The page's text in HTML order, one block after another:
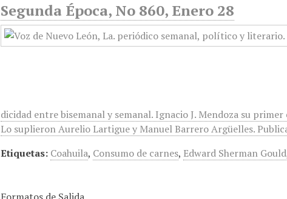
Segunda Época, No 860, Enero 28
dicidad entre bisemanal y semanal. Ignacio J. Mendoza su
Lo suplieron Aurelio Lartigue y Manuel Barrero Argüelles.
Etiquetas: Coahuila, Consumo de carnes, Edward Sherman Gould